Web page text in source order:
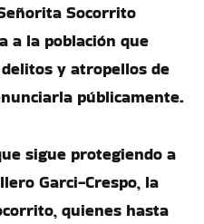
Socorrito
a la población que
y atropellos de
públicamente.
sigue protegiendo a
Garci-Crespo, la
quienes hasta